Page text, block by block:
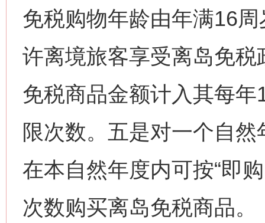
免税购物年龄由年满16
许离境旅客享受离岛免
免税商品金额计入其每
限次数。五是对一个自
在本自然年度内可按“即
次数购买离岛免税商品。